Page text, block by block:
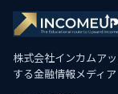
株式会社インカムア
する金融情報メディア